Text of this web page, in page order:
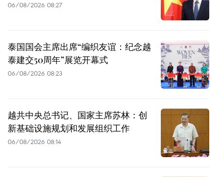
06/08/2026 08:27
泰国国会主席出席“编织友谊：纪念越
泰建交50周年”展览开幕式
06/08/2026 08:23
越共中央总书记、国家主席苏林：创
新基础设施规划和发展组织工作
06/08/2026 08:14